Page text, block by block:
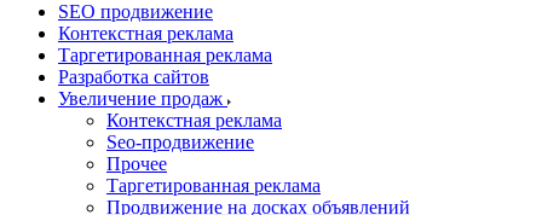
SEO продвижение
Контекстная реклама
Таргетированная реклама
Разработка сайтов
Увеличение продаж
Контекстная реклама
Seo-продвижение
Прочее
Таргетированная реклама
Продвижение на досках объявлений